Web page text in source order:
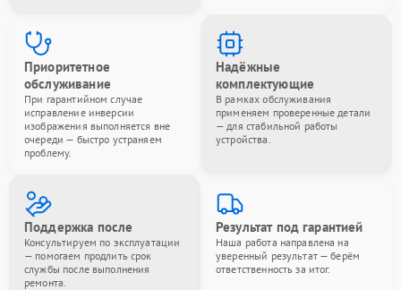
Приоритетное
обслуживание
При гарантийном случае
исправление инверсии
изображения выполняется вне
очереди — быстро устраняем
проблему.
Надёжные
комплектующие
В рамках обслуживания
применяем проверенные детали
— для стабильной работы
устройства.
Поддержка после
Консультируем по эксплуатации
— помогаем продлить срок
службы после выполнения
ремонта.
Результат под гарантией
Наша работа направлена на
уверенный результат — берём
ответственность за итог.